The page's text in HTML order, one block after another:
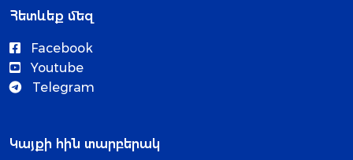
Հետևեք մեզ
Facebook
Youtube
Telegram
Կայքի հին տարբերակ